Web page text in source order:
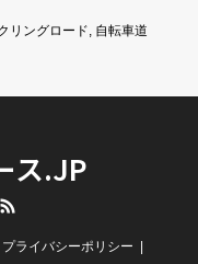
リングロード, 自転車道
ス.JP
プライバシーポリシー